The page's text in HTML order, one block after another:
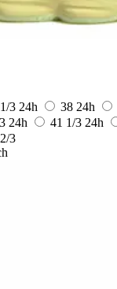
3 24h 38 24h
24h 41 1/3 24h
3